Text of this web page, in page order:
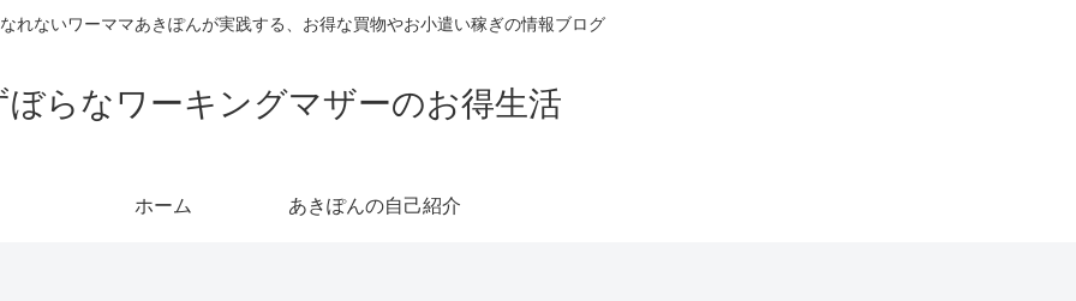
れないワーママあきぽんが実践する、お得な買物やお小遣い稼ぎの情報ブログ
ぼらなワーキングマザーのお得生活
ホーム あきぽんの自己紹介